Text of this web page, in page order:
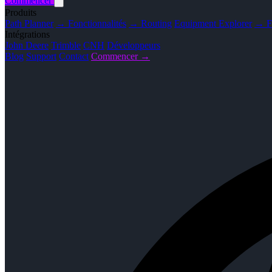
Produits
Path Planner → Fonctionnalités → Routing Equipment Explorer →
Intégrations
John Deere Trimble CNH Développeurs
Blog Support Contact Commencer →